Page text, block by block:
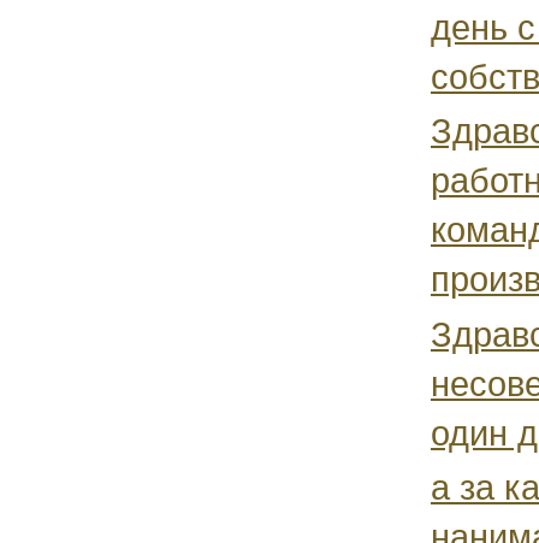
день
один
а за